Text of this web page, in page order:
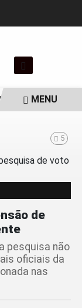
EM 2026MENU
5
de
pesquisa não
oficiais da
nas